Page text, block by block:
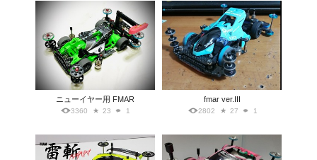
ニューイヤー用 FMAR
3360 23 1
fmar ver.III
2802 27 1